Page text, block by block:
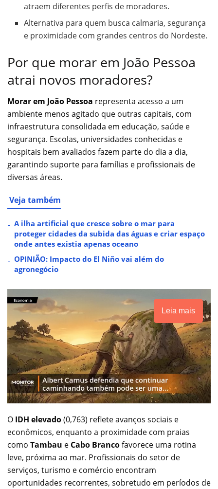
atraem diferentes perfis de moradores.
Alternativa para quem busca calmaria, segurança
e proximidade com grandes centros do Nordeste.
Por que morar em João Pessoa
atrai novos moradores?
Morar em João Pessoa representa acesso a um
ambiente menos agitado que outras capitais, com
infraestrutura consolidada em educação, saúde e
segurança. Escolas, universidades conhecidas e
hospitais bem avaliados fazem parte do dia a dia,
garantindo suporte para famílias e profissionais de
diversas áreas.
Veja também
A ilha artificial que cresce sobre o mar para
proteger cidades da subida das águas e criar espaço
onde antes existia apenas oceano
OPINIÃO: Impacto do El Niño vai além do
agronegócio
Leia mais
O IDH elevado(0,763) reflete avanços sociais e
econômicos, enquanto a proximidade com praias
como Tambau e Cabo Brancofavorece uma rotina
leve, próxima ao mar. Profissionais do setor de
serviços, turismo e comércio encontram
oportunidades recorrentes, sobretudo em períodos de